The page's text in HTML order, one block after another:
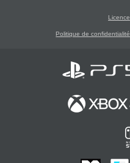
Licence
Politique de confidentialité